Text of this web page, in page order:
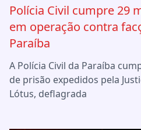
Polícia Civil cumpre 29
em operação contra
Paraíba
A Polícia Civil da Paraíba
de prisão expedidos pela
Lótus, deflagrada